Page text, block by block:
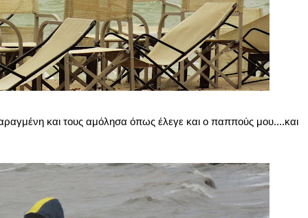
και τους αμόλησα όπως έλεγε και ο παππούς μου....και